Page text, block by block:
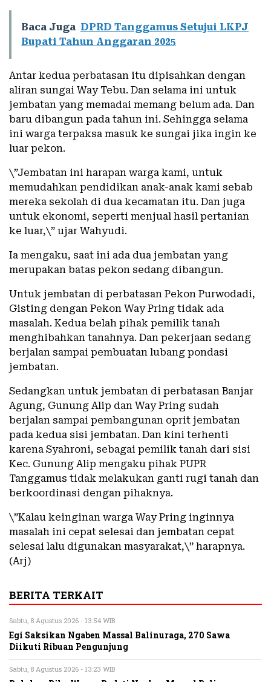
Baca Juga DPRD Tanggamus Setujui LKPJ
Bupati Tahun Anggaran 2025
Antar kedua perbatasan itu dipisahkan dengan
aliran sungai Way Tebu. Dan selama ini untuk
jembatan yang memadai memang belum ada. Dan
baru dibangun pada tahun ini. Sehingga selama
ini warga terpaksa masuk ke sungai jika ingin ke
luar pekon.
\”Jembatan ini harapan warga kami, untuk
memudahkan pendidikan anak-anak kami sebab
mereka sekolah di dua kecamatan itu. Dan juga
untuk ekonomi, seperti menjual hasil pertanian
ke luar,\” ujar Wahyudi.
Ia mengaku, saat ini ada dua jembatan yang
merupakan batas pekon sedang dibangun.
Untuk jembatan di perbatasan Pekon Purwodadi,
Gisting dengan Pekon Way Pring tidak ada
masalah. Kedua belah pihak pemilik tanah
menghibahkan tanahnya. Dan pekerjaan sedang
berjalan sampai pembuatan lubang pondasi
jembatan.
Sedangkan untuk jembatan di perbatasan Banjar
Agung, Gunung Alip dan Way Pring sudah
berjalan sampai pembangunan oprit jembatan
pada kedua sisi jembatan. Dan kini terhenti
karena Syahroni, sebagai pemilik tanah dari sisi
Kec. Gunung Alip mengaku pihak PUPR
Tanggamus tidak melakukan ganti rugi tanah dan
berkoordinasi dengan pihaknya.
\”Kalau keinginan warga Way Pring inginnya
masalah ini cepat selesai dan jembatan cepat
selesai lalu digunakan masyarakat,\” harapnya.
(Arj)
BERITA TERKAIT
Sabtu, 8 Agustus 2026 - 13:54 WIB
Egi Saksikan Ngaben Massal Balinuraga, 270 Sawa
Diikuti Ribuan Pengunjung
Sabtu, 8 Agustus 2026 - 13:23 WIB